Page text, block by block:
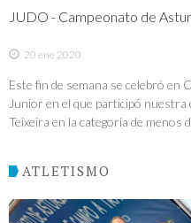
JUDO - Campeonato de
20 ene 2020
Este fin de semana se celebró en
Junior en el que participó
Teixeira en la categoría de menos
ATLETISMO